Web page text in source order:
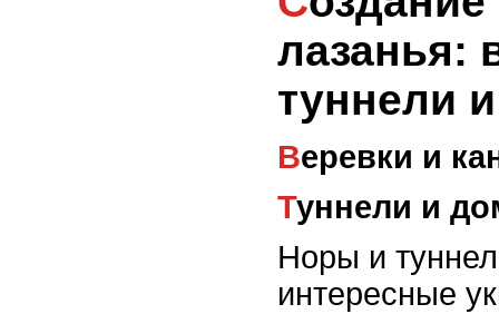
лазанья:
туннели
Веревки и
Туннели и
Норы и
интересные